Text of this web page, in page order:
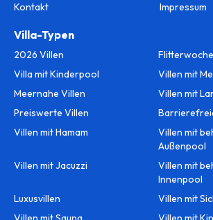
Kontakt
Impressum
Villa-Typen
2026 Villen
Villa mit Kinderpool
Villen mit
Meernahe Villen
Villen mit
Preiswerte Villen
Villen mit Hamam
Villen mit
Außenpool
Villen mit Jacuzzi
Villen mit
Innenpool
Luxusvillen
Villen mit